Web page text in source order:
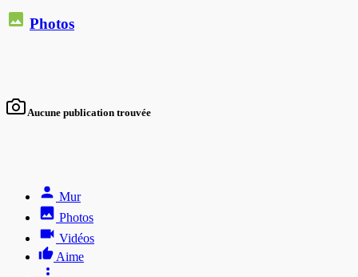
Photos
Aucune publication trouvée
Mur
Photos
Vidéos
Aime